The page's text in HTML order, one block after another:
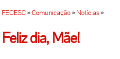
FECESC»Comunicação»Notícias»
Feliz dia, Mãe!